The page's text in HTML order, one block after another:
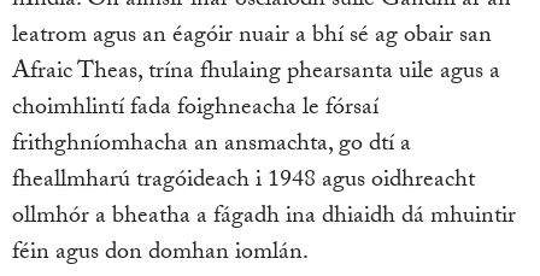
leatrom agus an éagóir nuair a bhí sé ag obair san
Afraic Theas, trína fhulaing phearsanta uile agus a
choimhlintí fada foighneacha le fórsaí
frithghníomhacha an ansmachta, go dtí a
fheallmharú tragóideach i 1948 agus oidhreacht
ollmhór a bheatha a fágadh ina dhiaidh dá mhuintir
féin agus don domhan iomlán.